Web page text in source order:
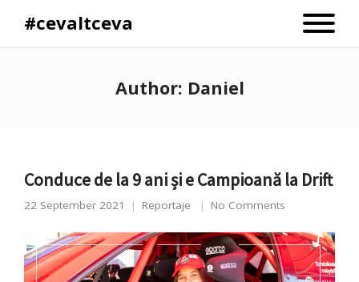
#cevaltceva
Author: Daniel
Conduce de la 9 ani și e Campioană la Drift
22 September 2021 Reportaje No Comments